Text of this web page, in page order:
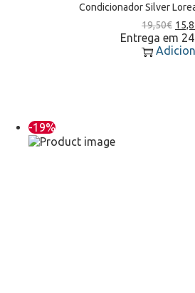
Condicionador Silver
19,50€
Entrega em
-19%